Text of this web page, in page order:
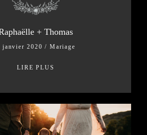
+ Thomas
janvier 2020/ Mariage
LIRE PLUS